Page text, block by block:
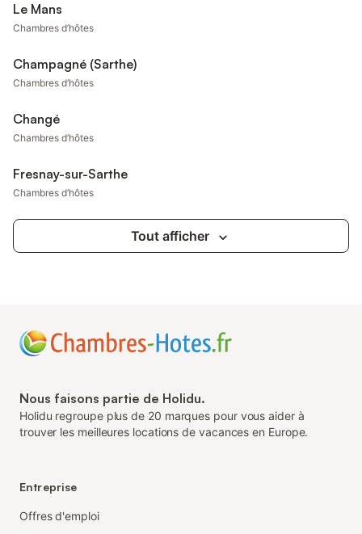
Le Mans
Chambres d’hôtes
Champagné (Sarthe)
Chambres d’hôtes
Changé
Chambres d’hôtes
Fresnay-sur-Sarthe
Chambres d’hôtes
Tout afficher
Nous faisons partie de Holidu.
Holidu regroupe plus de 20 marques pour vous aider à
trouver les meilleures locations de vacances en Europe.
Entreprise
Offres d'emploi